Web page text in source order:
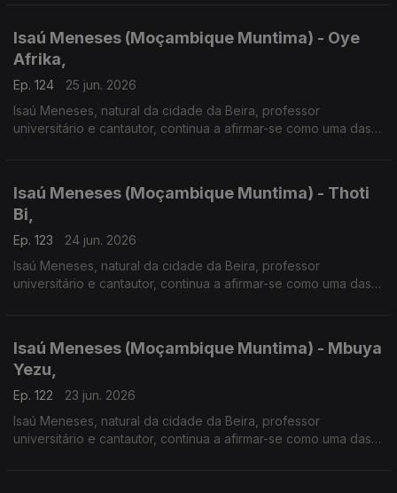
Isaú Meneses (Moçambique Muntima) - Oye
Afrika,
Ep. 124
25 jun. 2026
Isaú Meneses, natural da cidade da Beira, professor
universitário e cantautor, continua a afirmar-se como uma das
Isaú Meneses (Moçambique Muntima) - Thoti
Bi,
Ep. 123
24 jun. 2026
Isaú Meneses, natural da cidade da Beira, professor
universitário e cantautor, continua a afirmar-se como uma das
Isaú Meneses (Moçambique Muntima) - Mbuya
Yezu,
Ep. 122
23 jun. 2026
Isaú Meneses, natural da cidade da Beira, professor
universitário e cantautor, continua a afirmar-se como uma das